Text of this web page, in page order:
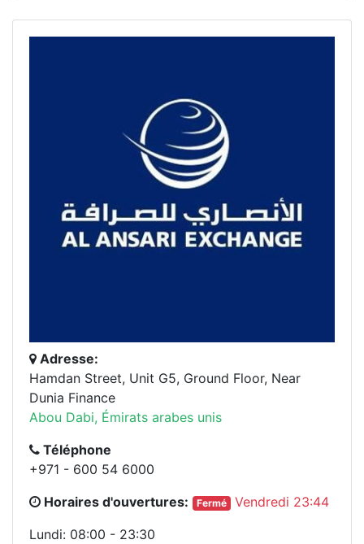
Adresse:
Hamdan Street, Unit G5, Ground Floor, Near
Dunia Finance
Abou Dabi, Émirats arabes unis
Téléphone
+971 - 600 54 6000
Horaires d'ouvertures:
Fermé
Vendredi 23:44
Lundi: 08:00 - 23:30